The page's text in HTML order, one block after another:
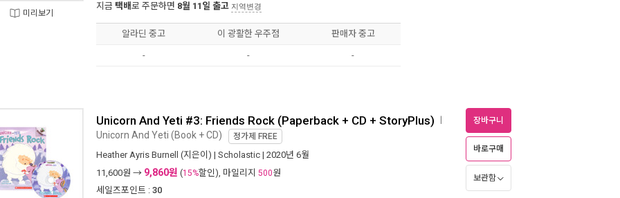
미리보기
지금 택배로 주문하면 8월 11일 출고 지역변경
알라딘 중고 이 광활한 우주점 판매자 중고
- - -
Unicorn And Yeti #3: Friends Rock (Paperback + CD + StoryPlus)
Unicorn And Yeti (Book + CD) 정가제 FREE
Heather Ayris Burnell (지은이) | Scholastic | 2020년 6월
11,600원 → 9,860원 (15%할인), 마일리지 500원
세일즈포인트 : 30
장바구니
바로구매
보관함